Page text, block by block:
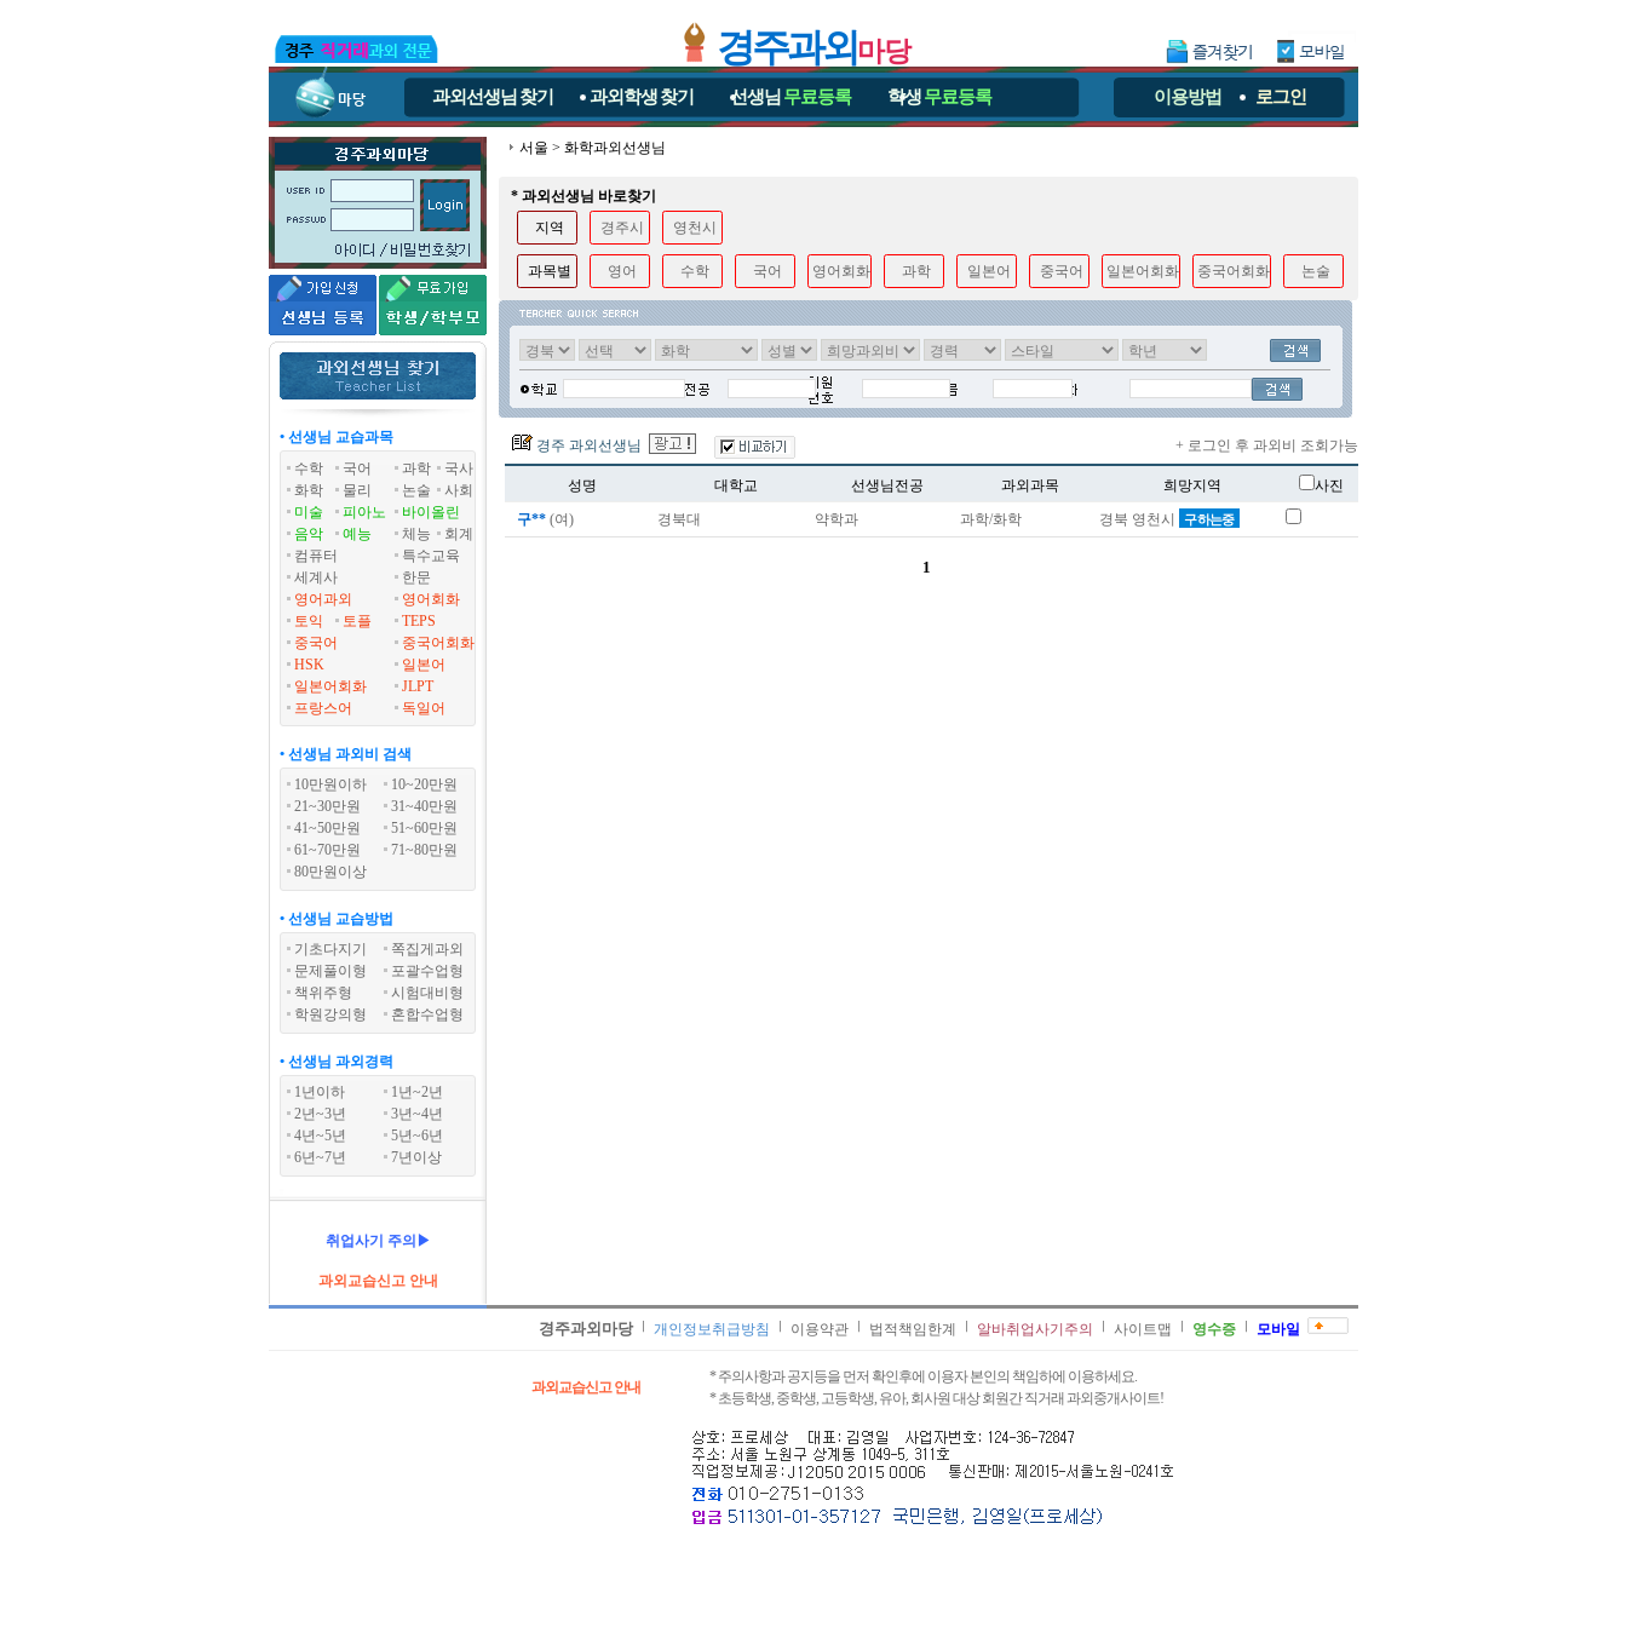
경주과외마당
과외선생님 찾기 과외학생찾기 선생님 무료등록 학생무료등록 이용방법 로그인
• 선생님 교습과목
수학
국어 과학
국사
화학
물리 논술
사회
미술
피아노
바이올린
음악
예능 체능
회계
컴퓨터
특수교육
세계사
한문
영어과외
영어회화
토익
토플
TEPS
중국어
중국어회화
HSK
일본어
일본어회화
JLPT
프랑스어
독일어
• 선생님 과외비 검색
10만원이하
10~20만원
21~30만원
31~40만원
41~50만원
51~60만원
61~70만원
71~80만원
80만원이상
• 선생님 교습방법
기초다지기
쪽집게과외
문제풀이형
포괄수업형
책위주형
시험대비형
학원강의형
혼합수업형
• 선생님 과외경력
1년이하
1년~2년
2년~3년
3년~4년
4년~5년
5년~6년
6년~7년
7년이상
취업사기 주의▶
과외교습신고 안내
서울 > 화학과외선생님
* 과외선생님 바로찾기
지역
경주시 영천시
과목별 영어 수학 국어 영어회화 과학 일본어 중국어 일본어회화 중국어회화 논술
경주 과외선생님 + 로그인 후 과외비 조회가능
성명 대학교 선생님전공 과외과목 희망지역
사진
구** (여) 경북대 약학과 과학/화학 경북 영천시 구하는중
1
경주과외마당 개인정보취급방침 이용약관 법적책임한계 알바취업사기주의 사이트맵 영수증 모바일
과외교습신고 안내
* 주의사항과 공지등을 먼저 확인후에 이용자 본인의 책임하에 이용하세요.
* 초등학생, 중학생, 고등학생, 유아, 회사원 대상 회원간 직거래 과외중개사이트!